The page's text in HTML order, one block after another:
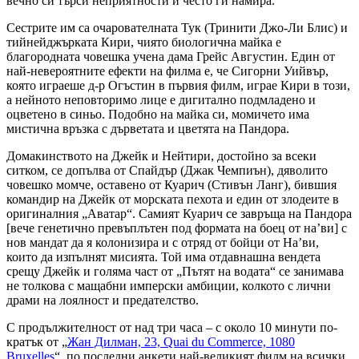
Сестрите им са очарователната Тук (Тринити Джо-Ли Блис) и
тийнейджърката Кири, чиято биологична майка е
благородната човешка учена дама Грейс Августин. Един от
най-невероятните ефекти на филма е, че Сигорни Уийвър,
която играеше д-р Огъстин в първия филм, играе Кири в този,
а нейното неповторимо лице е дигитално подмладено и
оцветено в синьо. Подобно на майка си, момичето има
мистична връзка с дърветата и цветята на Пандора.
Домакинството на Джейк и Нейтири, достойно за всеки
ситком, се допълва от Спайдър (Джак Чемпиън), дяволито
човешко момче, оставено от Куарич (Стивън Ланг), бившия
командир на Джейк от морската пехота и един от злодеите в
оригиналния „Аватар“. Самият Куарич се завръща на Пандора
[вече генетично превъплътен под формата на боец от на’ви] с
нов мандат да я колонизира и с отряд от бойци от На’ви,
които да изпълнят мисията. Той има отдавнашна вендета
срещу Джейк и голяма част от „Пътят на водата“ се занимава
не толкова с мащабни имперски амбиции, колкото с лични
драми на лоялност и предателство.
С продължителност от над три часа – с около 10 минути по-
кратък от „Жан Дилман, 23, Quai du Commerce, 1080